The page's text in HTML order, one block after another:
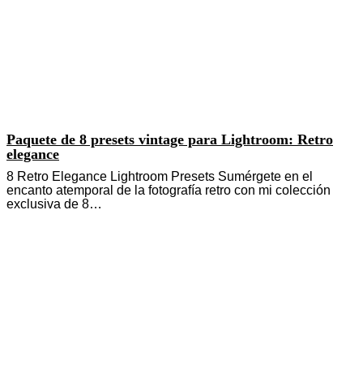
Paquete de 8 presets vintage para Lightroom: Retro
elegance
8 Retro Elegance Lightroom Presets Sumérgete en el
encanto atemporal de la fotografía retro con mi colección
exclusiva de 8…